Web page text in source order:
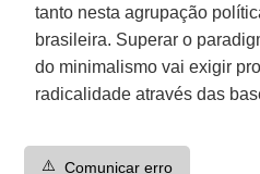
tanto nesta agrupação
brasileira. Superar o
do minimalismo vai exigir
radicalidade através das
⚠️ Comunicar erro